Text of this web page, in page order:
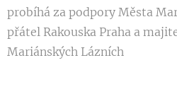
probíhá za podpory Města
přátel Rakouska Praha a
Mariánských Lázních